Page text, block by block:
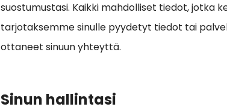
suostumustasi. Kaikki mahdolliset tiedot,
tarjotaksemme sinulle pyydetyt tiedot tai
ottaneet sinuun yhteyttä.
Sinun hallintasi